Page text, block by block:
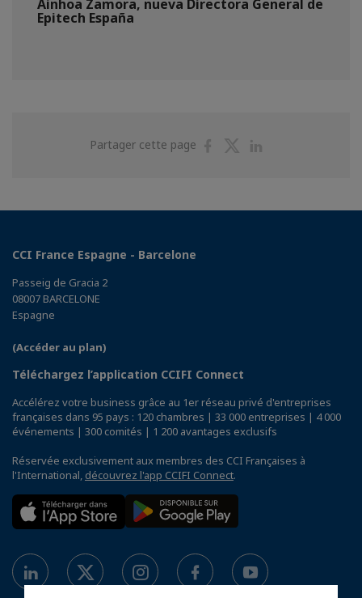
Ainhoa Zamora, nueva Directora General de
Epitech España
Partager cette page
PartagerPartager
CCI France Espagne - Barcelone
Passeig de Gracia 2
08007 BARCELONE
Espagne
(Accéder au plan)
Téléchargez l’application CCIFI Connect
Accélérez votre business grâce au 1er réseau privé d'entreprises
françaises dans 95 pays : 120 chambres | 33 000 entreprises | 4 000
événements | 300 comités | 1 200 avantages exclusifs
Réservée exclusivement aux membres des CCI Françaises à
l'International, découvrez l'app CCIFI Connect.